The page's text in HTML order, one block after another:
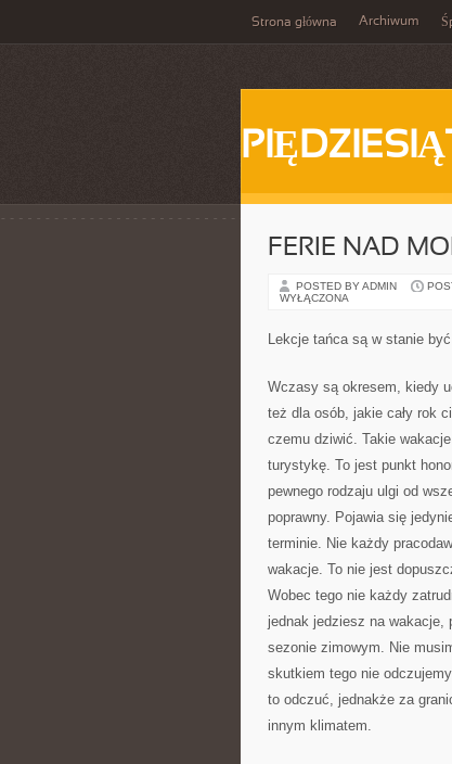
Strona główna Archiwum
FERIE NAD
POSTED BY ADMIN
WYŁĄCZONA
Lekcje tańca są w stanie
Wczasy są okresem, kiedy
też dla osób, jakie cały rok
czemu dziwić. Takie
turystykę. To jest punkt
pewnego rodzaju ulgi od
poprawny. Pojawia się
terminie. Nie każdy
wakacje. To nie jest
Wobec tego nie każdy
jednak jedziesz na wakacje,
sezonie zimowym. Nie
skutkiem tego nie
to odczuć, jednakże za
innym klimatem.